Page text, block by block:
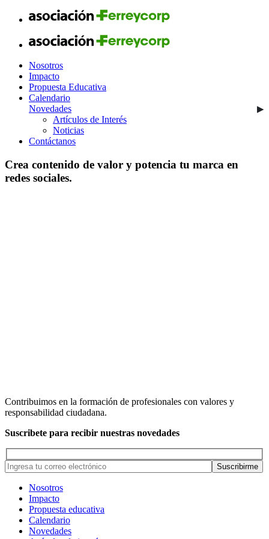
Nosotros
Impacto
Propuesta Educativa
Calendario
Novedades
Artículos de Interés
Noticias
Contáctanos
Crea contenido de valor y potencia tu marca en
redes sociales.
Contribuimos en la formación de profesionales con valores y
responsabilidad ciudadana.
Suscribete para recibir nuestras novedades
Nosotros
Impacto
Propuesta educativa
Calendario
Novedades